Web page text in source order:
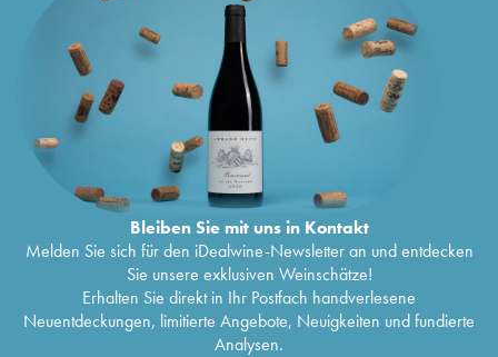
Bleiben Sie mit uns in Kontakt
Melden Sie sich für den iDealwine-Newsletter an und entdecken
Sie unsere exklusiven Weinschätze!
Erhalten Sie direkt in Ihr Postfach handverlesene
Neuentdeckungen, limitierte Angebote, Neuigkeiten und fundierte
Analysen.